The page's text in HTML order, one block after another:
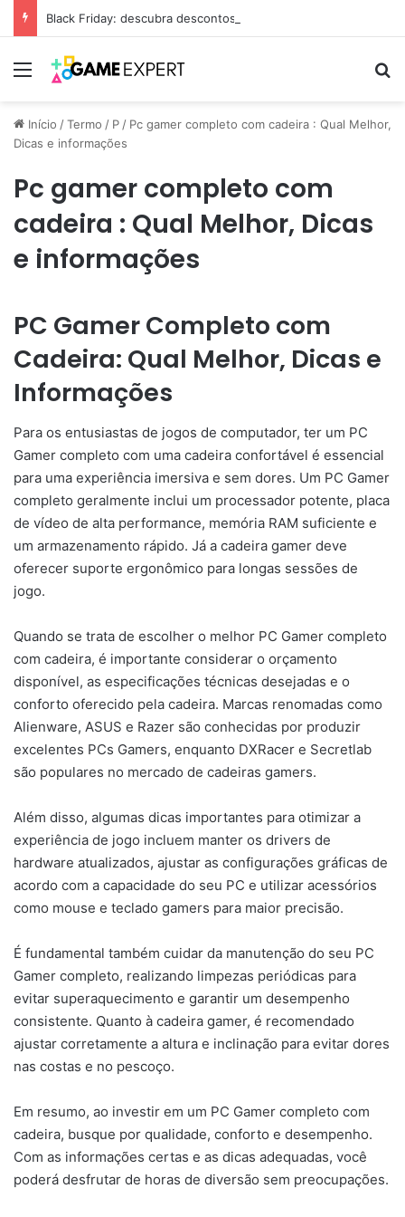
Black Friday: descubra descontos secretos
Menu
Início /Termo / P / Pc gamer completo com cadeira : Qual Melhor,
Dicas e informações
Pc gamer completo com
cadeira : Qual Melhor, Dicas
e informações
PC Gamer Completo com
Cadeira: Qual Melhor, Dicas e
Informações
Para os entusiastas de jogos de computador, ter um PC
Gamer completo com uma cadeira confortável é essencial
para uma experiência imersiva e sem dores. Um PC Gamer
completo geralmente inclui um processador potente, placa
de vídeo de alta performance, memória RAM suficiente e
um armazenamento rápido. Já a cadeira gamer deve
oferecer suporte ergonômico para longas sessões de
jogo.
Quando se trata de escolher o melhor PC Gamer completo
com cadeira, é importante considerar o orçamento
disponível, as especificações técnicas desejadas e o
conforto oferecido pela cadeira. Marcas renomadas como
Alienware, ASUS e Razer são conhecidas por produzir
excelentes PCs Gamers, enquanto DXRacer e Secretlab
são populares no mercado de cadeiras gamers.
Além disso, algumas dicas importantes para otimizar a
experiência de jogo incluem manter os drivers de
hardware atualizados, ajustar as configurações gráficas de
acordo com a capacidade do seu PC e utilizar acessórios
como mouse e teclado gamers para maior precisão.
É fundamental também cuidar da manutenção do seu PC
Gamer completo, realizando limpezas periódicas para
evitar superaquecimento e garantir um desempenho
consistente. Quanto à cadeira gamer, é recomendado
ajustar corretamente a altura e inclinação para evitar dores
nas costas e no pescoço.
Em resumo, ao investir em um PC Gamer completo com
cadeira, busque por qualidade, conforto e desempenho.
Com as informações certas e as dicas adequadas, você
poderá desfrutar de horas de diversão sem preocupações.